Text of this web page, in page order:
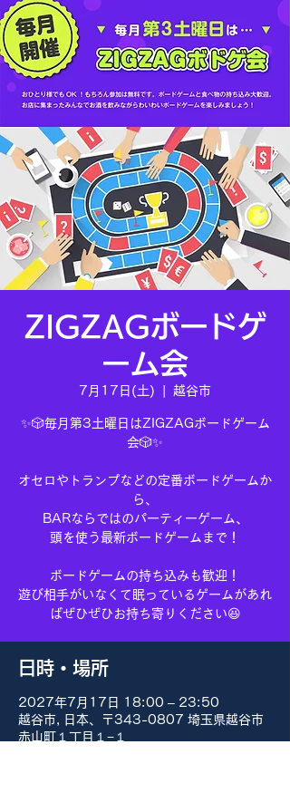
ZIGZAGボードゲ
ーム会
7月17日(土) 越谷市
✨🎲毎月第3土曜日はZIGZAGボードゲーム
会🎲✨
オセロやトランプなどの定番ボードゲームか
ら、
BARならではのパーティーゲーム、
頭を使う最新ボードゲームまで！
ボードゲームの持ち込みも歓迎！
遊び相手がいなくて眠っているゲームがあれ
ばぜひぜひお持ち寄りください😆
日時・場所
2027年7月17日 18:00 – 23:50
越谷市, 日本、〒343-0807 埼玉県越谷市
赤山町１丁目１−１